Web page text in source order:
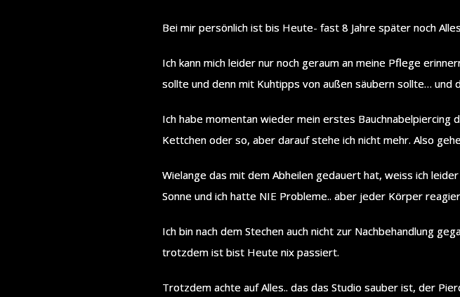
Bei mir persönlich ist bis Heute- fast 8 Jahre später noch
Ich kann mich leider nur noch geraum an meine Pflege
sollte und denn mit Kuhtipps von außen säubern sollte… und
Ich habe momentan wieder mein erstes Bauchnabelpiercing
Kettchen oder so, aber darauf stehe ich nicht mehr. Also
Wielange das mit dem Abheilen gedauert hat, weiss ich
Sonne und ich hatte NIE Probleme.. aber jeder Körper
Ich bin nach dem Stechen auch nicht zur Nachbehandlung
trotzdem ist bist Heute nix passiert.
Trotzdem achte auf Alles.. das das Studio sauber ist, der